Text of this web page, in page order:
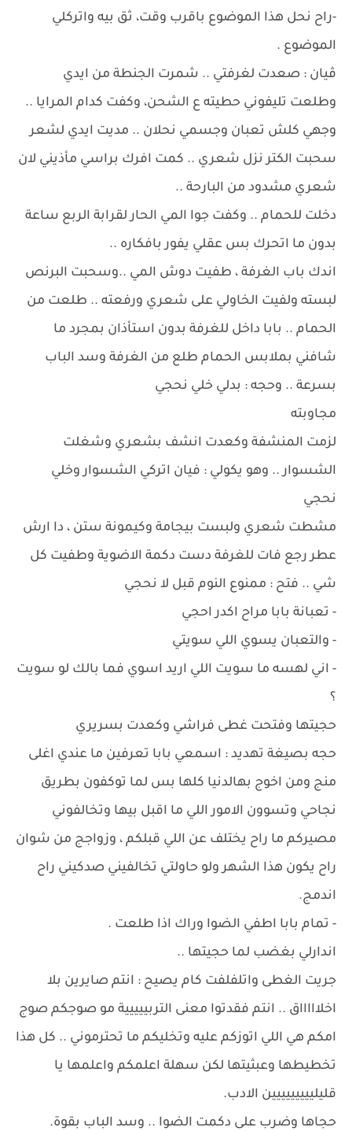
-راح نحل هذا الموضوع باقرب وقت، ثق بيه واتركلي
الموضوع .
ڤيان : صعدت لغرفتي .. شمرت الجنطة من ايدي
وطلعت تليفوني حطيته ع الشحن، وكفت كدام المرايا ..
وجهي كلش تعبان وجسمي نحلان .. مديت ايدي لشعر
سحبت الكتر نزل شعري .. كمت افرك براسي مأذيني لان
شعري مشدود من البارحة ..
دخلت للحمام .. وكفت جوا المي الحار لقرابة الربع ساعة
بدون ما اتحرك بس عقلي يفور بافكاره ..
اندك باب الغرفة ، طفيت دوش المي ..وسحبت البرنص
لبسته ولفيت الخاولي على شعري ورفعته .. طلعت من
الحمام .. بابا داخل للغرفة بدون استأذان بمجرد ما
شافني بملابس الحمام طلع من الغرفة وسد الباب
بسرعة .. وحجه : بدلي خلي نحجي
مجاوبته
لزمت المنشفة وكعدت انشف بشعري وشغلت
الشسوار .. وهو يكولي : فيان اتركي الشسوار وخلي
نحجي
مشطت شعري ولبست بيجامة وكيمونة ستن ، دا ارش
عطر رجع فات للغرفة دست دكمة الاضوية وطفيت كل
شي .. فتح : ممنوع النوم قبل لا نحجي
- تعبانة بابا مراح اكدر احجي
- والتعبان يسوي اللي سويتي
- اني لهسه ما سويت اللي اريد اسوي فما بالك لو سويت
؟
حجيتها وفتحت غطى فراشي وكعدت بسريري
حجه بصيغة تهديد : اسمعي بابا تعرفين ما عندي اغلى
منج ومن اخوج بهالدنيا كلها بس لما توكفون بطريق
نجاحي وتسوون الامور اللي ما اقبل بيها وتخالفوني
مصيركم ما راح يختلف عن اللي قبلكم ، وزواجج من شوان
راح يكون هذا الشهر ولو حاولتي تخالفيني صدكيني راح
اندمج.
- تمام بابا اطفي الضوا وراك اذا طلعت .
اندارلي بغضب لما حجيتها ..
جريت الغطى واتلفلفت كام يصيح : انتم صايرين بلا
اخلاااااق .. انتم فقدتوا معنى التربييييية مو صوجكم صوج
امكم هي اللي اتوزكم عليه وتخليكم ما تحترموني .. كل هذا
تخطيطها وعبثيتها لكن سهلة اعلمكم واعلمها يا
قليلييييييييين الادب.
حجاها وضرب على دكمت الضوا .. وسد الباب بقوة.